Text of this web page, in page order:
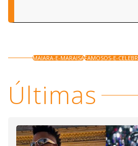
MAIARA-E-MARAISAFAMOSOS-E-
Últimas